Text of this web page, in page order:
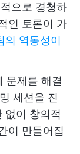
으로 경청하
인 토론이 가
의 역동성이
문제를 해결
세션을 진
없이 창의적
이 만들어집